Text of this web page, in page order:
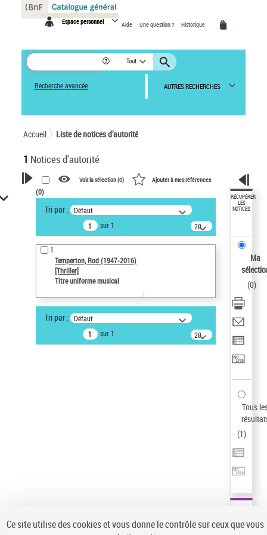
Espace personnel Aide Une question ? Historique
Tout
Recherche avancée AUTRES RECHERCHES
Accueil Liste de notices d’autorité
1 Notices d'autorité
VOTRE RECHERCHE
Recherche avancée dans les
notices d’autorité
Œuvres liées à l'auteur :
Temperton, Rod (1947-2016)
Type de notice d'autorité
Voir la sélection (0) Ajouter à mes références
(0)
Tri par : Défaut
sur 1
20
résultats/page
1
Temperton, Rod (1947-2016)
[Thriller]
Titre uniforme musical
Tri par : Défaut
sur 1
20
résultats/page
RÉCUPÉRER
LES
NOTICES
Ma
(0)
Tous
(1)
Panneau de gestion des cookies
Ce site utilise des cookies et vous donne le contrôle sur ceux que vous